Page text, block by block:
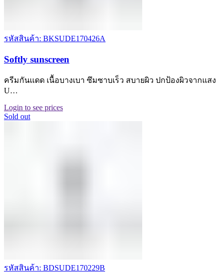
รหัสสินค้า: BKSUDE170426A
Softly sunscreen
ครีมกันเเดด เนื้อบางเบา ซึมซาบเร็ว สบายผิว ปกป้องผิวจากแสง
U…
Login to see prices
Sold out
รหัสสินค้า: BDSUDE170229B